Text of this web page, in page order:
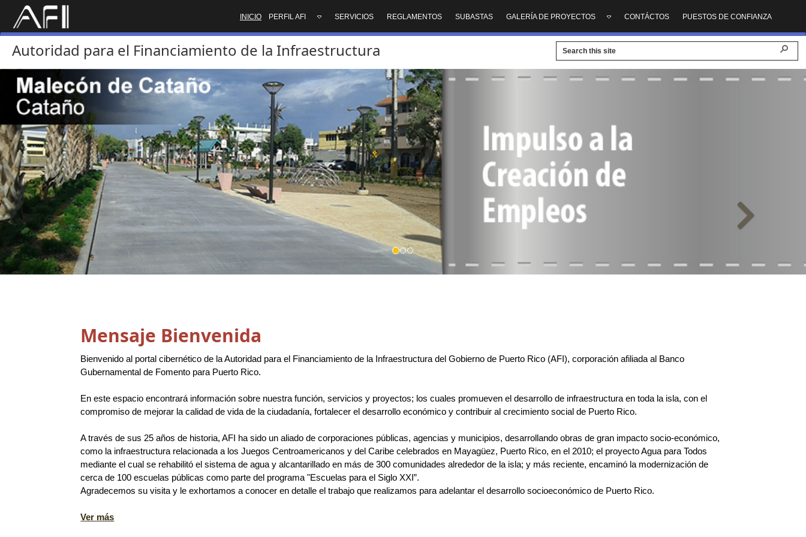
INICIO PERFIL AFI SERVICIOS REGLAMENTOS SUBASTAS GALERÍA DE PROYECTOS CONTÁCTOS PUESTOS DE CONFIANZA
Autoridad para el Financiamiento de la Infraestructura
Previous
Mensaje Bienvenida
Bienvenido al portal cibernético de la Autoridad para el Financiamiento de la Infraestructura del Gobierno de Puerto Rico (AFI), corporación afiliada al Banco
Gubernamental de Fomento para Puerto Rico.
En este espacio encontrará información sobre nuestra función, servicios y proyectos; los cuales promueven el desarrollo de infraestructura en toda la isla, con el
compromiso de mejorar la calidad de vida de la ciudadanía, fortalecer el desarrollo económico y contribuir al crecimiento social de Puerto Rico.
A través de sus 25 años de historia, AFI ha sido un aliado de corporaciones públicas, agencias y municipios, desarrollando obras de gran impacto socio-económico,
como la infraestructura relacionada a los Juegos Centroamericanos y del Caribe celebrados en Mayagüez, Puerto Rico, en el 2010; el proyecto Agua para Todos
mediante el cual se rehabilitó el sistema de agua y alcantarillado en más de 300 comunidades alrededor de la isla; y más reciente, encaminó la modernización de
cerca de 100 escuelas públicas como parte del programa "Escuelas para el Siglo XXI”.
Agradecemos su visita y le exhortamos a conocer en detalle el trabajo que realizamos para adelantar el desarrollo socioeconómico de Puerto Rico. ​
Ver más